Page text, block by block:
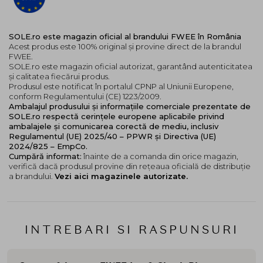
INTREBARI SI RASPUNSURI
agave are proprietati hidratante si antioxidante,
Mod de utilizare:
Ia o cantitate mica de produs cu degetul curat sau cu o
pensula cu varf de silicon. Aplica pe obraji si tapoteaza
usor pentru un efect de blush difuz. Repeta pe buze,
tapotand din centrul buzelor spre margini pentru acel
look blurat de tip gradient. Pentru intensitate
crescuta, adauga un al doilea strat.
Nuantele sunt buildable si blendable, ceea ce inseamna
ca pot fi purtate ca tenta usoara sau stratificate
pentru un impact mai mare. Lookul final este unul
blurat, cu efect de soft-focus.
textura mai ferma vara. Pentru un look complet
monocromatic, alege aceeasi nuanta pentru obraji si
SOLE.ro este magazin oficial al brandului FWEE în România
Acest produs este 100% original și provine direct de la brandul
FWEE.
SOLE.ro este magazin oficial autorizat, garantând autenticitatea
și calitatea fiecărui produs.
Produsul este notificat în portalul CPNP al Uniunii Europene,
conform Regulamentului (CE) 1223/2009.
Ambalajul produsului și informațiile comerciale prezentate de
SOLE.ro respectă cerințele europene aplicabile privind
ambalajele și comunicarea corectă de mediu, inclusiv
Regulamentul (UE) 2025/40 – PPWR și Directiva (UE)
2024/825 – EmpCo.
Cumpără informat: înainte de a comanda din orice magazin,
verifică dacă produsul provine din rețeaua oficială de distribuție
a brandului. Vezi aici magazinele autorizate.